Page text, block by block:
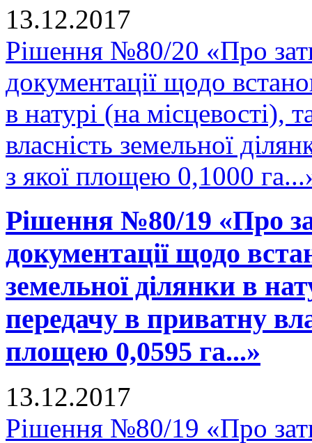
13.12.2017
Рішення №80/20 «Про
документації щодо
в натурі (на місцевості),
власність земельної
з якої площею 0,1000
Рішення №80/19 «Про
документації щодо
земельної ділянки в
передачу в приватну
площею 0,0595 га...»
13.12.2017
Рішення №80/19 «Про